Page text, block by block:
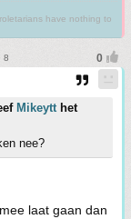
have nothing to
8
Mikeytt het
nee?
laat gaan dan